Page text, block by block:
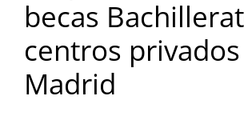
becas
centros
Madrid